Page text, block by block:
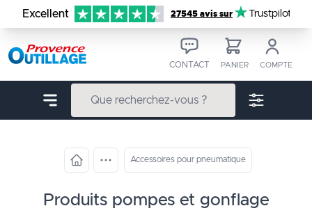
Aller au contenu
Excellent 27545 avis sur Trustpilot
CONTACT PANIER COMPTE
Accessoires pour pneumatique
produits pompes et gonflage